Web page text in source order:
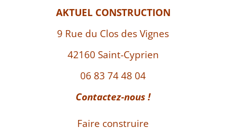
AKTUEL CONSTRUCTION
9 Rue du Clos des Vignes
42160 Saint-Cyprien
06 83 74 48 04
Contactez-nous !
Faire construire